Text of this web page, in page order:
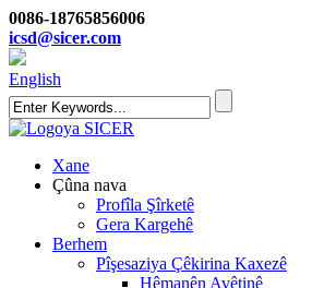
0086-18765856006
icsd@sicer.com
English
Xane
Çûna nava
Profîla Şîrketê
Gera Kargehê
Berhem
Pîşesaziya Çêkirina Kaxezê
Hêmanên Avêtinê